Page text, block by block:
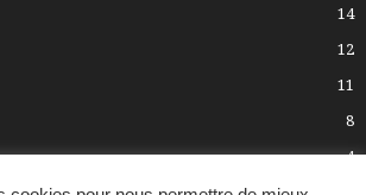
14
12
11
8
4